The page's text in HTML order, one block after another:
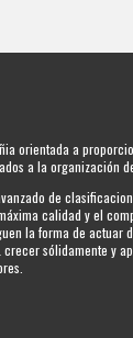
orientada a
a la organización
de
calidad y el
la forma de actuar
sólidamente y